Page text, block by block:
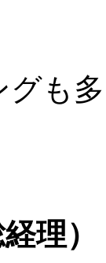
も
理）